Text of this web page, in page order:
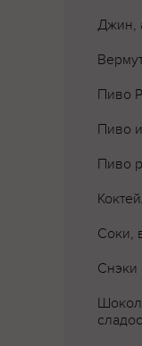
Джин,
Пиво
Пиво
Пиво
Соки,
Снэки